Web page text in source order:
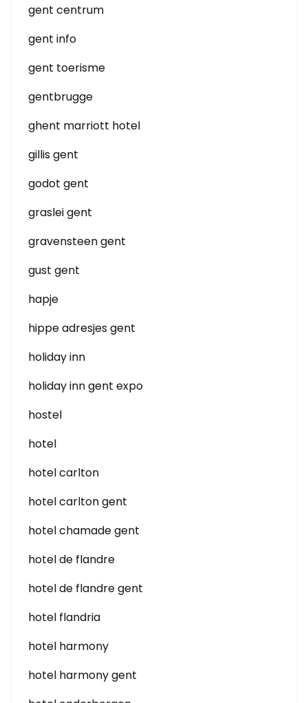
gent centrum
gent info
gent toerisme
gentbrugge
ghent marriott hotel
gillis gent
godot gent
graslei gent
gravensteen gent
gust gent
hapje
hippe adresjes gent
holiday inn
holiday inn gent expo
hostel
hotel
hotel carlton
hotel carlton gent
hotel chamade gent
hotel de flandre
hotel de flandre gent
hotel flandria
hotel harmony
hotel harmony gent